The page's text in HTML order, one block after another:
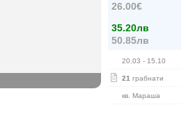
26.00€
35.20лв
50.85лв
20.03 - 15.10
21 грабнати
кв. Мараша